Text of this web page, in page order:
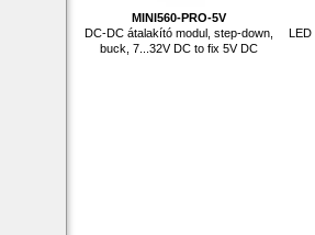
MINI560-PRO-5V
DC-DC átalakító modul, step-down,
buck, 7...32V DC to fix 5V DC
LED